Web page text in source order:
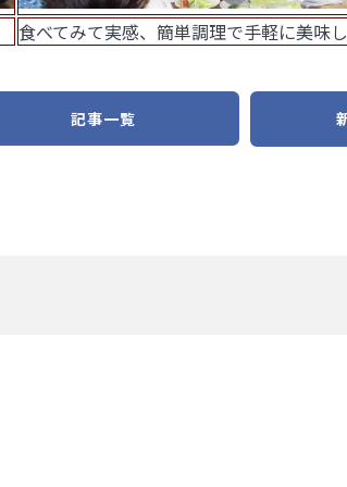
食べてみて実感、簡単調理で手軽に美味
記事一覧